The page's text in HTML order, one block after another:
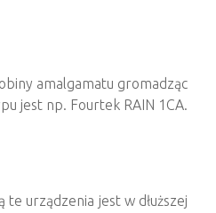
amalgamatu gromadząc
jest np. Fourtek RAIN 1CA.
urządzenia jest w dłuższej